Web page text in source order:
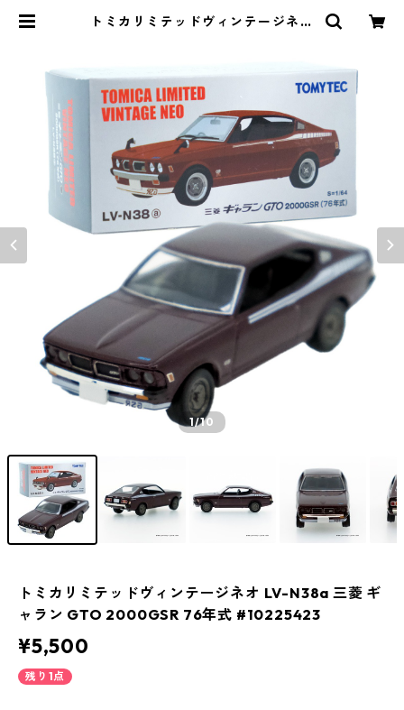
トミカリミテッドヴィンテージネオ
1/10
トミカリミテッドヴィンテージネオ LV-N38a 三菱 ギ
ャラン GTO 2000GSR 76年式 #10225423
¥5,500
残り1点